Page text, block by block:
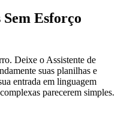
Esforço
Deixe o Assistente de
suas planilhas e
entrada em linguagem
parecerem simples.